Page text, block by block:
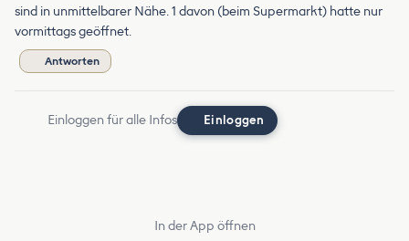
sind in unmittelbarer Nähe. 1 davon (beim Supermarkt) hatte nur
vormittags geöffnet.
Antworten
Einloggen für alle Infos Einloggen
In der App öffnen